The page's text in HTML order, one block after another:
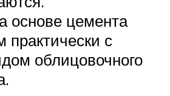
основе цемента
практически с
облицовочного